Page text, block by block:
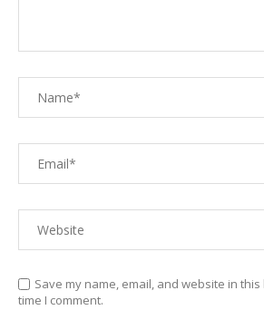
Save my name, email, and website in
time I comment.